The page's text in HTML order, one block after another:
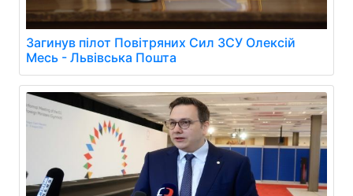
Загинув пілот Повітряних Сил ЗСУ Олексій
Месь - Львівська Пошта